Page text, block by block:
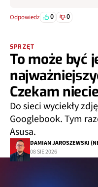
Odpowiedz 0 0
SPRZĘT
To może być
Czekam
Do sieci wyciekły
Googlebook. Tym
Asusa.
DAMIAN JAROSZEWSKI
08 SIE 2026